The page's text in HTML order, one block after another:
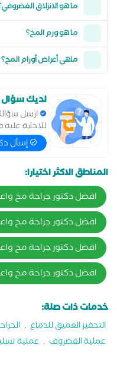
ما هو الانزلاق
ما هو ورم المخ؟
ماهي أعراض أورام المخ؟
لديك
ارسل
للاجابة
إسأل
المناطق الاكثر اختيارا:
افضل دكتور جراحة مخ
افضل دكتور جراحة مخ
افضل دكتور جراحة مخ
افضل دكتور جراحة مخ
خدمات ذات صلة:
التحفيز العميق للدماغ ,
عملية الغضروف , عملية